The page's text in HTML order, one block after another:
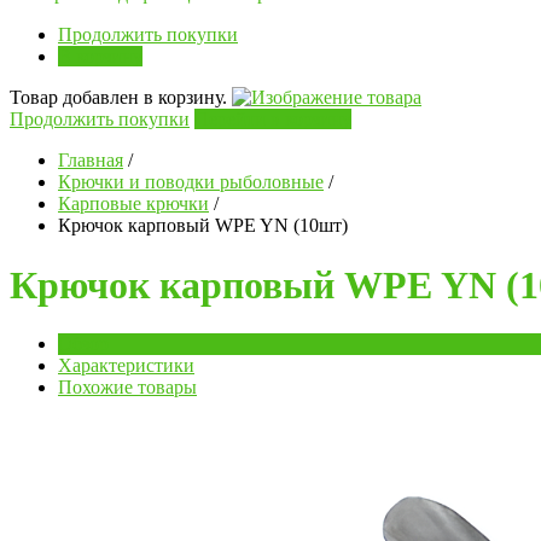
Продолжить покупки
Товар добавлен в корзину.
Продолжить покупки
Главная /
Крючки и поводки рыболовные /
Карповые крючки /
Крючок карповый WPE YN (10шт)
Крючок карповый WPE YN
Характеристики
Похожие товары